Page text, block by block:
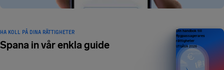
HA KOLL PÅ DINA RÄTTIGHETER
Spana in vår enkla guide
Din handbok till
flygpassagerares
rättigheter
UTGÅVA 2026